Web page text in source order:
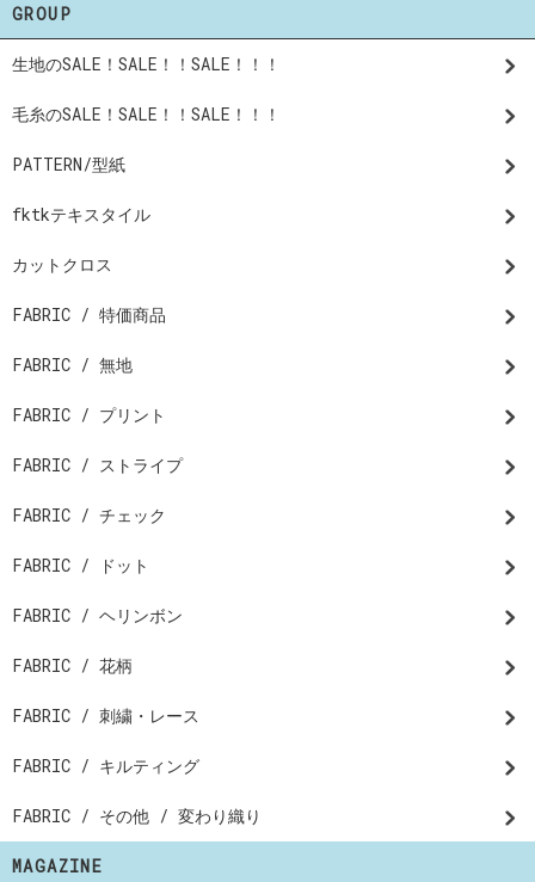
GROUP
生地のSALE！SALE！！SALE！！！
毛糸のSALE！SALE！！SALE！！！
PATTERN/型紙
fktkテキスタイル
カットクロス
FABRIC / 特価商品
FABRIC / 無地
FABRIC / プリント
FABRIC / ストライプ
FABRIC / チェック
FABRIC / ドット
FABRIC / ヘリンボン
FABRIC / 花柄
FABRIC / 刺繍・レース
FABRIC / キルティング
FABRIC / その他 / 変わり織り
MAGAZINE